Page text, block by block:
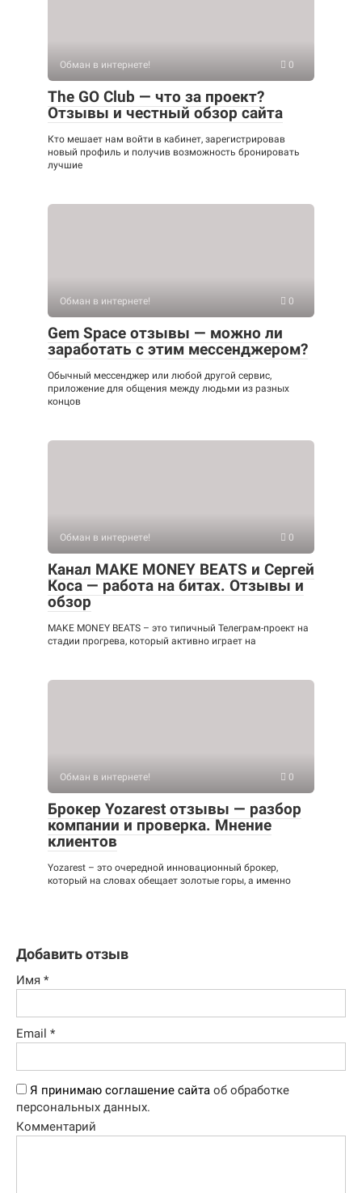
Обман в интернете! 0
The GO Club — что за проект?
Отзывы и честный обзор сайта
Кто мешает нам войти в кабинет, зарегистрировав
новый профиль и получив возможность бронировать
лучшие
Обман в интернете! 0
Gem Space отзывы — можно ли
заработать с этим мессенджером?
Обычный мессенджер или любой другой сервис,
приложение для общения между людьми из разных
концов
Обман в интернете! 0
Канал MAKE MONEY BEATS и Сергей
Коса — работа на битах. Отзывы и
обзор
MAKE MONEY BEATS – это типичный Телеграм-проект на
стадии прогрева, который активно играет на
Обман в интернете! 0
Брокер Yozarest отзывы — разбор
компании и проверка. Мнение
клиентов
Yozarest – это очередной инновационный брокер,
который на словах обещает золотые горы, а именно
Добавить отзыв
Имя *
Email *
Я принимаю соглашение сайта об обработке
персональных данных.
Комментарий